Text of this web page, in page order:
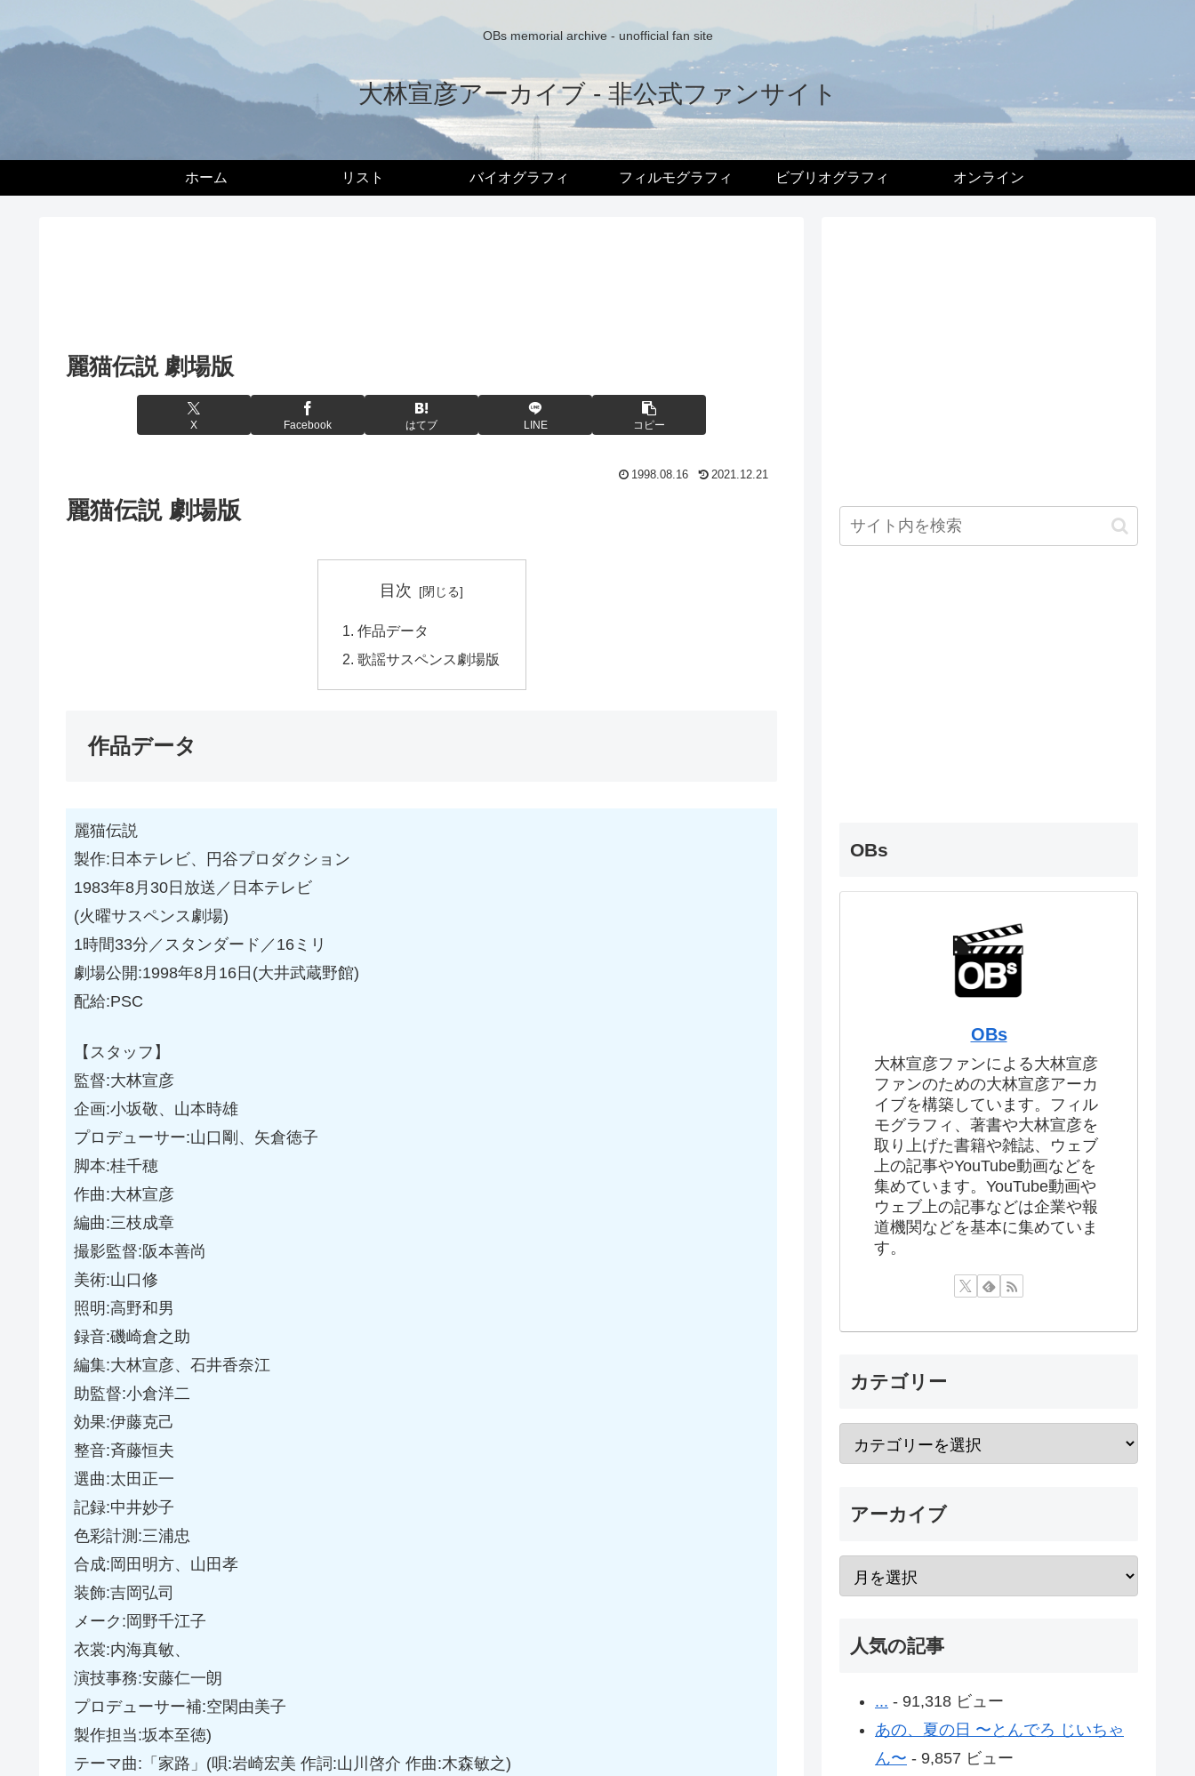
OBs memorial archive - unofficial fan site
大林宣彦アーカイブ - 非公式ファンサイト
ホーム リスト バイオグラフィ フィルモグラフィ ビブリオグラフィ オンライン
麗猫伝説 劇場版
X Facebook はてブ LINE コピー
1998.08.16 2021.12.21
麗猫伝説 劇場版
目次
作品データ
歌謡サスペンス劇場版
作品データ
麗猫伝説
製作:日本テレビ、円谷プロダクション
1983年8月30日放送／日本テレビ
(火曜サスペンス劇場)
1時間33分／スタンダード／16ミリ
劇場公開:1998年8月16日(大井武蔵野館)
配給:PSC
【スタッフ】
監督:大林宣彦
企画:小坂敬、山本時雄
プロデューサー:山口剛、矢倉徳子
脚本:桂千穂
作曲:大林宣彦
編曲:三枝成章
撮影監督:阪本善尚
美術:山口修
照明:高野和男
録音:磯崎倉之助
編集:大林宣彦、石井香奈江
助監督:小倉洋二
効果:伊藤克己
整音:斉藤恒夫
選曲:太田正一
記録:中井妙子
色彩計測:三浦忠
合成:岡田明方、山田孝
装飾:吉岡弘司
メーク:岡野千江子
衣裳:内海真敏、
演技事務:安藤仁一朗
プロデューサー補:空閑由美子
製作担当:坂本至徳)
テーマ曲:「家路」(唄:岩崎宏美 作詞:山川啓介 作曲:木森敏之)
OBs
OBs
大林宣彦ファンによる大林宣彦
ファンのための大林宣彦アーカ
イブを構築しています。フィル
モグラフィ、著書や大林宣彦を
取り上げた書籍や雑誌、ウェブ
上の記事やYouTube動画などを
集めています。YouTube動画や
ウェブ上の記事などは企業や報
道機関などを基本に集めていま
す。
カテゴリー
アーカイブ
人気の記事
... - 91,318 ビュー
あの、夏の日 〜とんでろ じいちゃ
ん〜 - 9,857 ビュー